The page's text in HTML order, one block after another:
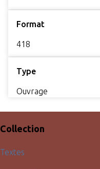
Format
418
Type
Ouvrage
Collection
Textes